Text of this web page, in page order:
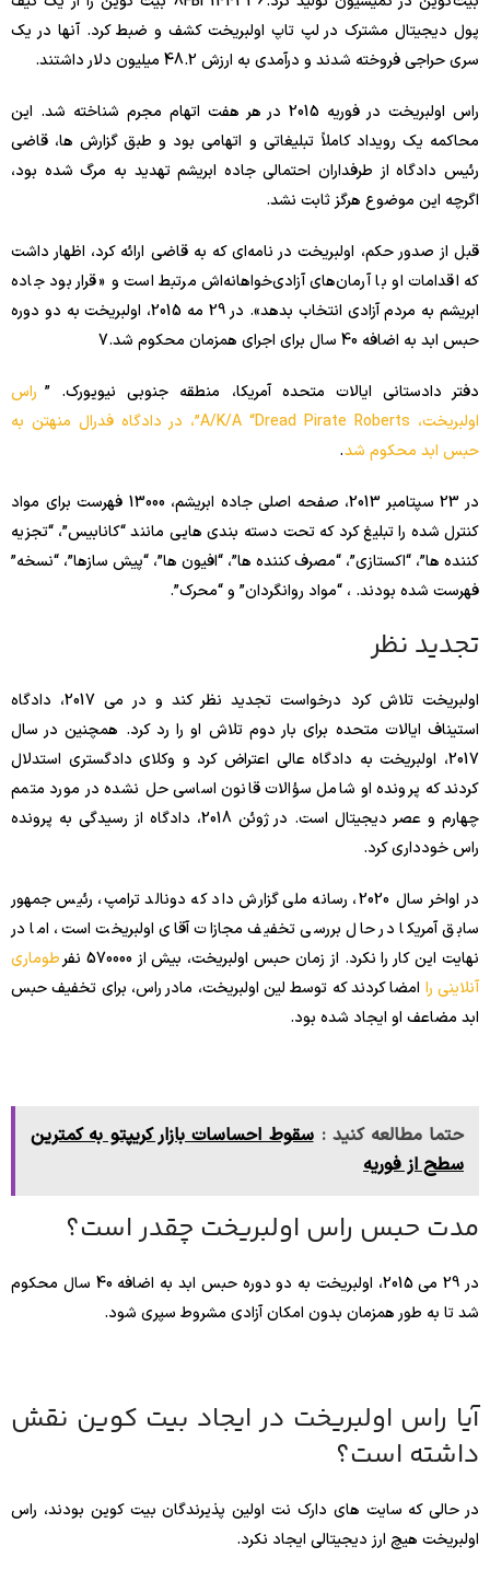
پول دیجیتال مشترک در لپ تاپ اولبریخت کشف و ضبط کرد. آنها در یک
سری حراجی فروخته شدند و درآمدی به ارزش 48.2 میلیون دلار داشتند.
راس اولبریخت در فوریه 2015 در هر هفت اتهام مجرم شناخته شد. این
محاکمه یک رویداد کاملاً تبلیغاتی و اتهامی بود و طبق گزارش ها، قاضی
رئیس دادگاه از طرفداران احتمالی جاده ابریشم تهدید به مرگ شده بود،
اگرچه این موضوع هرگز ثابت نشد.
قبل از صدور حکم، اولبریخت در نامه‌ای که به قاضی ارائه کرد، اظهار داشت
که اقدامات او با آرمان‌های آزادی‌خواهانه‌اش مرتبط است و «قرار بود جاده
ابریشم به مردم آزادی انتخاب بدهد». در 29 مه 2015، اولبریخت به دو دوره
حبس ابد به اضافه 40 سال برای اجرای همزمان محکوم شد.
7
دفتر دادستانی ایالات متحده آمریکا، منطقه جنوبی نیویورک. ” راس
اولبریخت، A/K/A “Dread Pirate Roberts”، در دادگاه فدرال منهتن به
حبس ابد محکوم شد.
در 23 سپتامبر 2013، صفحه اصلی جاده ابریشم، 13000 فهرست برای مواد
کنترل شده را تبلیغ کرد که تحت دسته بندی هایی مانند “کانابیس”، “تجزیه
کننده ها”، “اکستازی”، “مصرف کننده ها”، “افیون ها”، “پیش سازها”، “نسخه”
فهرست شده بودند. ، “مواد روانگردان” و “محرک”.
تجدید نظر
اولبریخت تلاش کرد درخواست تجدید نظر کند و در می 2017، دادگاه
استیناف ایالات متحده برای بار دوم تلاش او را رد کرد. همچنین در سال
2017، اولبریخت به دادگاه عالی اعتراض کرد و وکلای دادگستری استدلال
کردند که پرونده او شامل سؤالات قانون اساسی حل نشده در مورد متمم
چهارم و عصر دیجیتال است. در ژوئن 2018، دادگاه از رسیدگی به پرونده
راس خودداری کرد.
در اواخر سال 2020، رسانه ملی گزارش داد که دونالد ترامپ، رئیس جمهور
سابق آمریکا در حال بررسی تخفیف مجازات آقای اولبریخت است، اما در
نهایت این کار را نکرد. از زمان حبس اولبریخت، بیش از 570000 نفر
طوماری
آنلاینی را امضا کردند که توسط لین اولبریخت، مادر راس، برای تخفیف حبس
ابد مضاعف او ایجاد شده بود.
حتما مطالعه کنید : سقوط احساسات بازار کریپتو به کمترین
سطح از فوریه
مدت حبس راس اولبریخت چقدر است؟
در 29 می 2015، اولبریخت به دو دوره حبس ابد به اضافه 40 سال محکوم
شد تا به طور همزمان بدون امکان آزادی مشروط سپری شود.
آیا راس اولبریخت در ایجاد بیت کوین نقش
داشته است؟
در حالی که سایت های دارک نت اولین پذیرندگان بیت کوین بودند، راس
اولبریخت هیچ ارز دیجیتالی ایجاد نکرد.